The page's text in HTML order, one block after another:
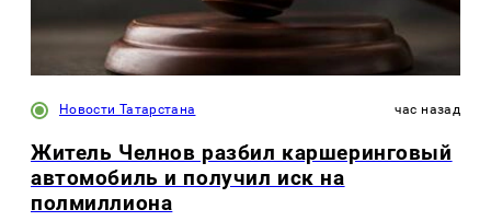
Новости Татарстана час назад
Житель Челнов разбил каршеринговый
автомобиль и получил иск на
полмиллиона